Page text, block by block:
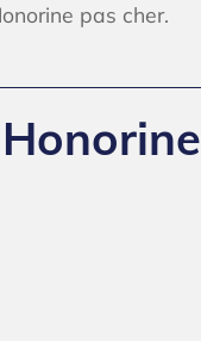
pas cher.